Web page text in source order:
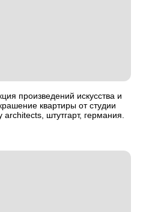
произведений искусства и
квартиры от студии
штутгарт, германия.